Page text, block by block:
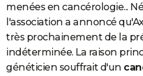
menées en cancérologie...
l'association a annoncé
très prochainement de la
indéterminée. La raison
généticien souffrait d'un